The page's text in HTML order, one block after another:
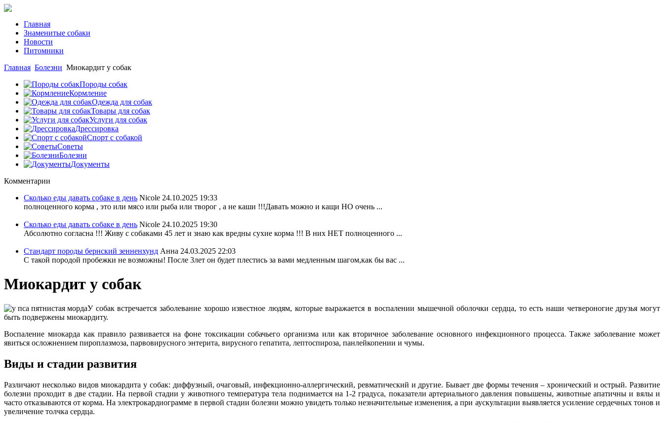
Главная
Знаменитые собаки
Новости
Питомники
Главная Болезни Миокардит у собак
Породы собак
Кормление
Одежда для собак
Товары для собак
Услуги для собак
Дрессировка
Спорт с собакой
Советы
Болезни
Документы
Комментарии
Сколько еды давать собаке в день Nicole 24.10.2025 19:33
полноценного корма , это или мясо или рыба или творог , а не каши !!!Давать можно и кащи НО очень ...
Сколько еды давать собаке в день Nicole 24.10.2025 19:30
Абсолютно согласна !!! Живу с собаками 45 лет и знаю как вредны сухие корма !!! В них НЕТ полноценного ...
Стандарт породы бернский зенненхунд Анна 24.03.2025 22:03
С такой породой пробежки не возможны! После 3лет он будет плестись за вами медленным шагом,как бы вас ...
Миокардит у собак
У собак встречается заболевание хорошо известное людям, которые выражается в воспалении мышечной оболочки сердца, то есть наши четвероногие друзья могут
быть подвержены миокардиту.
Воспаление миокарда как правило развивается на фоне токсикации собачьего организма или как вторичное заболевание основного инфекционного процесса. Также заболевание может
явиться осложнением пироплазмоза, парвовирусного энтерита, вирусного гепатита, лептоспироза, панлейкопении и чумы.
Виды и стадии развития
Различают несколько видов миокардита у собак: диффузный, очаговый, инфекционно-аллергический, ревматический и другие. Бывает две формы течения – хронический и острый. Развитие
болезни проходит в две стадии. На первой стадии у животного температура тела поднимается на 1-2 градуса, показатели артериального давления повышены, животные апатичны и вялы и
часто отказываются от корма. На электрокардиограмме в первой стадии болезни можно увидеть только незначительные изменения, а при аускультации выявляется усиление сердечных тонов и
увеличение толчка сердца.